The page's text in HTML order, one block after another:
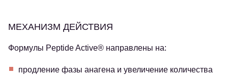
МЕХАНИЗМ ДЕЙСТВИЯ
Формулы Peptide Active® направлены на:
продление фазы анагена и увеличение количества